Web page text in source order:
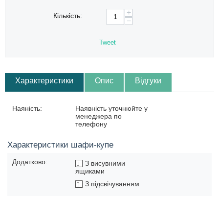
Кількість:
+
−
Tweet
Характеристики Опис Відгуки
Наяність:
Наявність уточнюйте у
менеджера по
телефону
Характеристики шафи-купе
Додатково:
З висувними
ящиками
З підсвічуванням